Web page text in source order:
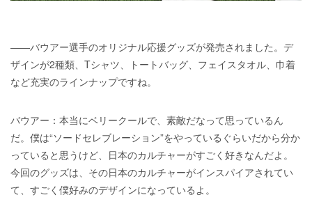
――バウアー選手のオリジナル応援グッズが発売されました。デ
ザインが2種類、Tシャツ、トートバッグ、フェイスタオル、巾着
など充実のラインナップですね。
バウアー：本当にベリークールで、素敵だなって思っているん
だ。僕は“ソードセレブレーション”をやっているぐらいだから分か
っていると思うけど、日本のカルチャーがすごく好きなんだよ。
今回のグッズは、その日本のカルチャーがインスパイアされてい
て、すごく僕好みのデザインになっているよ。